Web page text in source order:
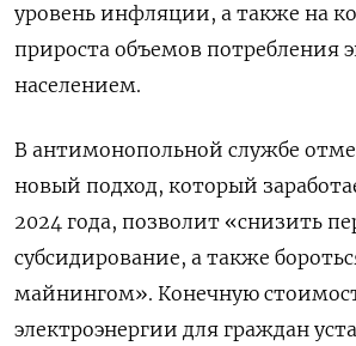
уровень инфляции, а также на
прироста объемов потребления
населением.
В антимонопольной службе
новый подход, который
2024 года, позволит «снизить
субсидирование, а также
майнингом». Конечную
электроэнергии для граждан